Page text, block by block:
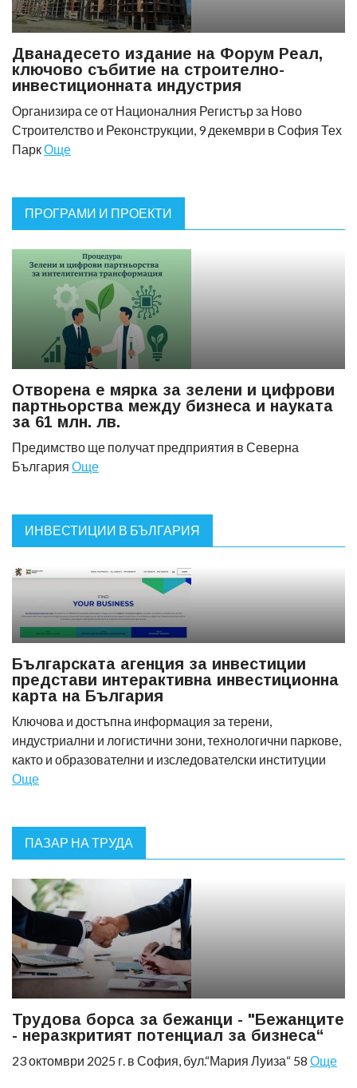
Дванадесето издание на Форум Реал,
ключово събитие на строително-
инвестиционната индустрия
Организира се от Националния Регистър за Ново
Строителство и Реконструкции, 9 декември в София Тех
ПаркОще
ПРОГРАМИ И ПРОЕКТИ
Отворена е мярка за зелени и цифрови
партньорства между бизнеса и науката
за 61 млн. лв.
Предимство ще получат предприятия в Северна
България Още
ИНВЕСТИЦИИ В БЪЛГАРИЯ
Българската агенция за инвестиции
представи интерактивна инвестиционна
карта на България
Ключова и достъпна информация за терени,
индустриални и логистични зони, технологични паркове,
както и образователни и изследователски институции
Още
ПАЗАР НА ТРУДА
Трудова борса за бежанци - "Бежанците
- неразкритият потенциал за бизнеса“
23 октомври 2025 г. в София, бул.“Мария Луиза“ 58 Още